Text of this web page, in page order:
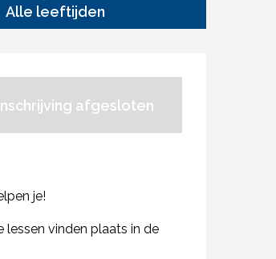
Alle leeftijden
afgesloten
je!
lessen vinden plaats in de